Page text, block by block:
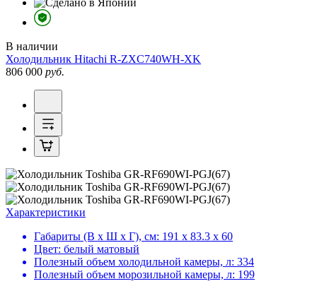
В наличии
Холодильник Hitachi R-ZXC740WH-XK
806 000 руб.
Характеристики
Габариты (В х Ш х Г), см: 191 х 83.3 х 60
Цвет: белый матовый
Полезный объем холодильной камеры, л: 334
Полезный объем морозильной камеры, л: 199